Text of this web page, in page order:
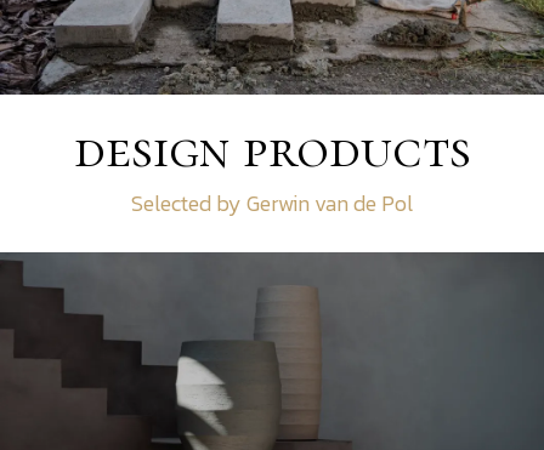
design products
Selected by Gerwin van de Pol